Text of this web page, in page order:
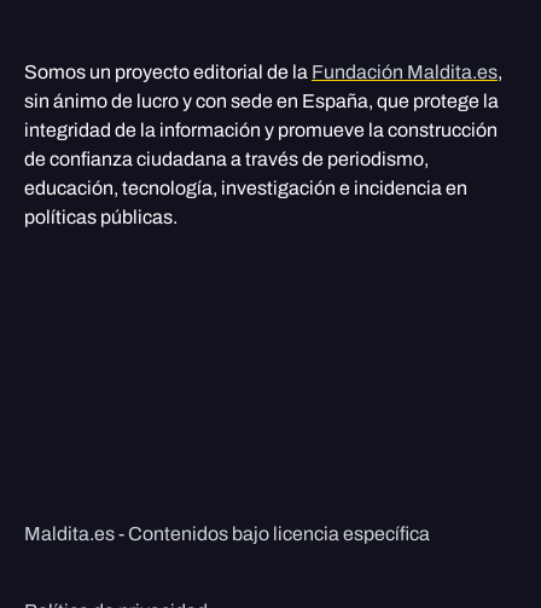
Somos un proyecto editorial de la Fundación Maldita.es,
sin ánimo de lucro y con sede en España, que protege la
integridad de la información y promueve la construcción
de confianza ciudadana a través de periodismo,
educación, tecnología, investigación e incidencia en
políticas públicas.
Maldita.es - Contenidos bajo licencia específica